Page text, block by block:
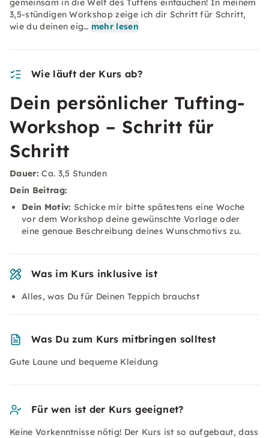
gemeinsam in die Welt des Tuftens eintauchen! In meinem
3,5-stündigen Workshop zeige ich dir Schritt für Schritt,
wie du deinen eig… mehr lesen
Wie läuft der Kurs ab?
Dein persönlicher Tufting-
Workshop – Schritt für
Schritt
Dauer: Ca. 3,5 Stunden
Dein Beitrag:
Dein Motiv: Schicke mir bitte spätestens eine Woche
vor dem Workshop deine gewünschte Vorlage oder
eine genaue Beschreibung deines Wunschmotivs zu.
Was im Kurs inklusive ist
Alles, was Du für Deinen Teppich brauchst
Was Du zum Kurs mitbringen solltest
Gute Laune und bequeme Kleidung
Für wen ist der Kurs geeignet?
Keine Vorkenntnisse nötig! Der Kurs ist so aufgebaut, dass